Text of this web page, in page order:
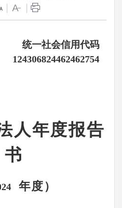
统一社会信用代码
124306824462462754
人年度报告
书
年度）